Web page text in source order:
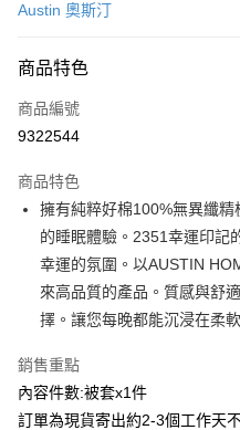
3 期 0 利率 每期
合作金庫商業銀行
上海商業儲蓄銀行
臺灣中小企業銀行
匯豐（台灣）商業銀行
聯邦商業銀行
元大商業銀行
玉山商業銀行
台灣樂天信用卡公司
合作金庫商業銀行
上海商業儲蓄銀行
國泰世華商業銀行
匯豐（台灣）商業銀行
聯邦商業銀行
元大商業銀行
玉山商業銀行
台灣樂天信用卡公司
LINE Pay
Apple Pay
街口支付
悠遊付
Google Pay
AFTEE先享後付
相關說明
Austin 奧斯汀
商品特色
商品編號
9322544
商品特色
擁有純粹好棉100%無異纖
的睡眠體驗。2351幸運印記
幸運的氛圍。以AUSTIN
來高品質的產品。質感與舒
擇。讓您每晚都能沉浸在柔
銷售重點
內容件數:被套x1件
訂單為現貨寄出約2-3個工作天